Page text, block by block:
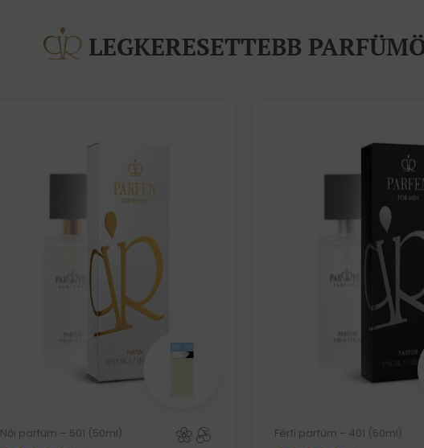
LEGKERESETTEBB
Női parfüm – 501 (50ml)
Férfi parfüm – 401 (50ml)